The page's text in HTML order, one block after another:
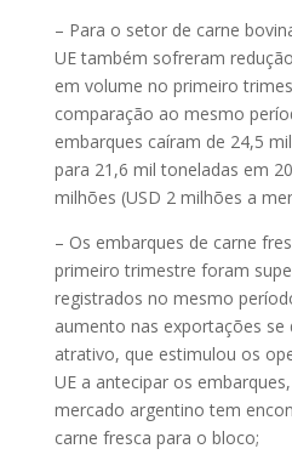
– Para o setor de carne
UE também sofreram
em volume no primeiro
comparação ao mesmo
embarques caíram de 24,5
para 21,6 mil toneladas em
milhões (USD 2 milhões a
– Os embarques de carne
primeiro trimestre foram
registrados no mesmo
aumento nas exportações
atrativo, que estimulou os
UE a antecipar os
mercado argentino tem
carne fresca para o bloco;